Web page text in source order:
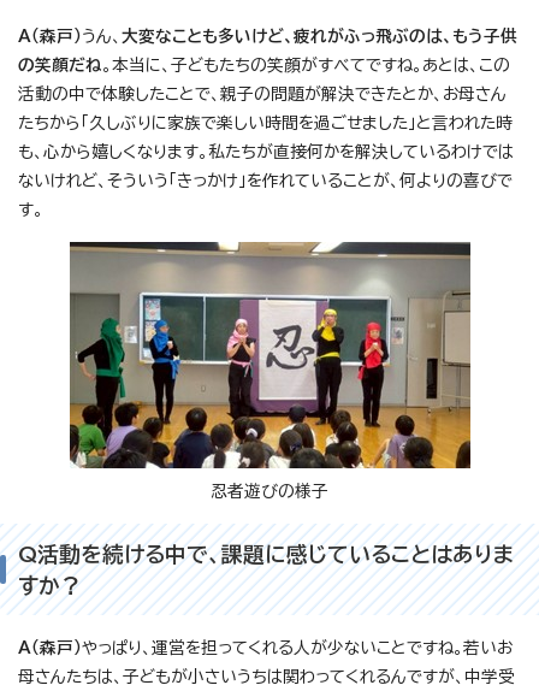
A（森戸）うん、 大変なことも多いけど、疲れがふっ飛ぶのは、もう子供
の笑顔だね。本当に、子どもたちの笑顔がすべてですね。あとは、この
活動の中で体験したことで、親子の問題が解決できたとか、お母さん
たちから「久しぶりに家族で楽しい時間を過ごせました」と言われた時
も、心から嬉しくなります。私たちが直接何かを解決しているわけでは
ないけれど、そういう「きっかけ」を作れていることが、何よりの喜びで
す。
忍者遊びの様子
Q活動を続ける中で、課題に感じていることはありま
すか？
A（森戸）やっぱり、運営を担ってくれる人が少ないことですね。若いお
母さんたちは、子どもが小さいうちは関わってくれるんですが、中学受